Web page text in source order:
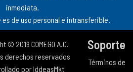
inmediata.
es de uso personal e intransferible.
© 2019 COMEGO A.C.
derechos reservados
porIddeasMkt
Soporte
Términos de